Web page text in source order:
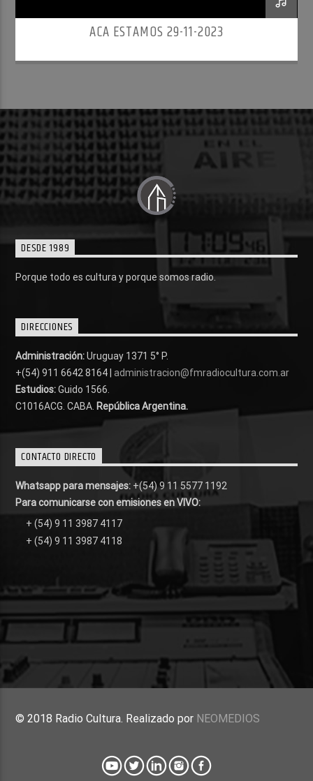
ACA ESTAMOS 29-11-2023
DESDE 1989
Porque todo es cultura y porque somos radio.
DIRECCIONES
Administración:Uruguay 1371 5° P.
+(54) 911 6642 8164 | administracion@fmradiocultura.com.ar
Estudios:Guido 1566.
C1016ACG. CABA. República Argentina.
CONTACTO DIRECTO
Whatsapp para mensajes: +(54) 9 11 5577 1192
Para comunicarse con emisiones en VIVO:
+ (54) 9 11 3987 4117
+ (54) 9 11 3987 4118
© 2018 Radio Cultura. Realizado por NEOMEDIOS